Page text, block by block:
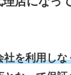
を利用し